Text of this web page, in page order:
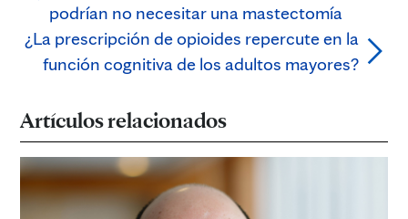
podrían no necesitar una mastectomía
¿La prescripción de opioides repercute en la
función cognitiva de los adultos mayores?
Artículos relacionados